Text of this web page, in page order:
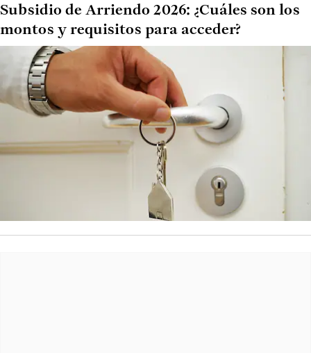
Subsidio de Arriendo 2026: ¿Cuáles son los
montos y requisitos para acceder?